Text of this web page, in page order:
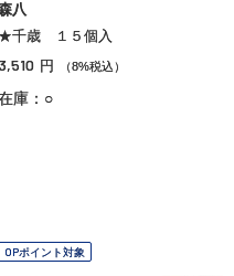
八
★千歳 １５個入
3,510 円 （8%税込）
庫：○
OPポイント対象